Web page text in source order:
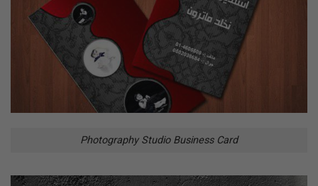
Photography Studio Business Card